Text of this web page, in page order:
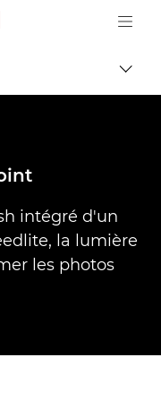
Canon Logo, back to
intégré d'un
la lumière
les photos